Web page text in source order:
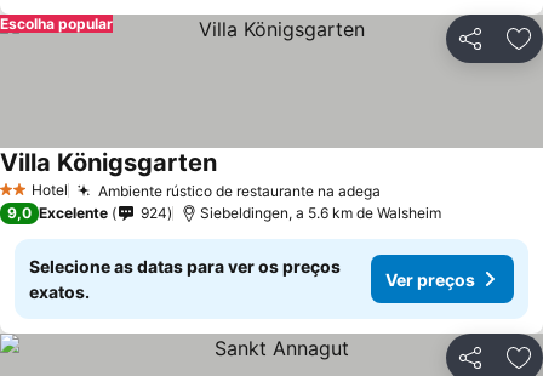
Partilhar
Escolha popular
2 Estrelas
Hotel Ambiente rústico de restaurante na adega
Villa KönigsgartenVer preços
9,0 Excelente 924 Siebeldingen, a 5.6 km de Walsheim
Selecione as datas para ver os preços
exatos.
Ver preços
Partilhar